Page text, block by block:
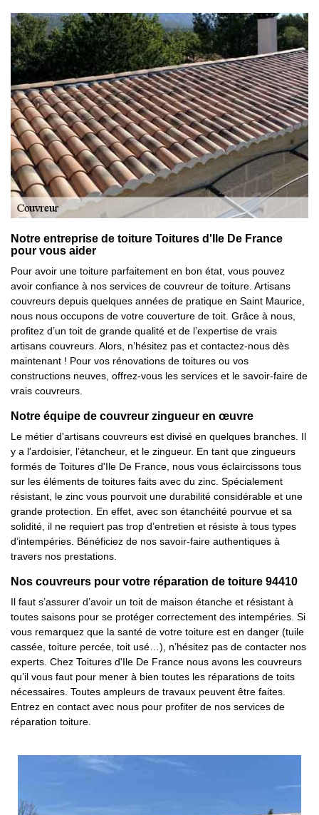
Notre entreprise de toiture Toitures d'Ile De France
pour vous aider
Pour avoir une toiture parfaitement en bon état, vous pouvez
avoir confiance à nos services de couvreur de toiture. Artisans
couvreurs depuis quelques années de pratique en Saint Maurice,
nous nous occupons de votre couverture de toit. Grâce à nous,
profitez d’un toit de grande qualité et de l’expertise de vrais
artisans couvreurs. Alors, n’hésitez pas et contactez-nous dès
maintenant ! Pour vos rénovations de toitures ou vos
constructions neuves, offrez-vous les services et le savoir-faire de
vrais couvreurs.
Notre équipe de couvreur zingueur en œuvre
Le métier d'artisans couvreurs est divisé en quelques branches. Il
y a l'ardoisier, l’étancheur, et le zingueur. En tant que zingueurs
formés de Toitures d'Ile De France, nous vous éclaircissons tous
sur les éléments de toitures faits avec du zinc. Spécialement
résistant, le zinc vous pourvoit une durabilité considérable et une
grande protection. En effet, avec son étanchéité pourvue et sa
solidité, il ne requiert pas trop d’entretien et résiste à tous types
d’intempéries. Bénéficiez de nos savoir-faire authentiques à
travers nos prestations.
Nos couvreurs pour votre réparation de toiture 94410
Il faut s’assurer d’avoir un toit de maison étanche et résistant à
toutes saisons pour se protéger correctement des intempéries. Si
vous remarquez que la santé de votre toiture est en danger (tuile
cassée, toiture percée, toit usé…), n’hésitez pas de contacter nos
experts. Chez Toitures d'Ile De France nous avons les couvreurs
qu’il vous faut pour mener à bien toutes les réparations de toits
nécessaires. Toutes ampleurs de travaux peuvent être faites.
Entrez en contact avec nous pour profiter de nos services de
réparation toiture.